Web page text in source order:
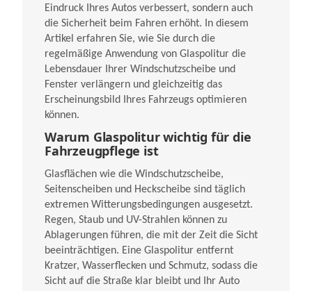
Eindruck Ihres Autos verbessert, sondern auch
die Sicherheit beim Fahren erhöht. In diesem
Artikel erfahren Sie, wie Sie durch die
regelmäßige Anwendung von Glaspolitur die
Lebensdauer Ihrer Windschutzscheibe und
Fenster verlängern und gleichzeitig das
Erscheinungsbild Ihres Fahrzeugs optimieren
können.
Warum Glaspolitur wichtig für die
Fahrzeugpflege ist
Glasflächen wie die Windschutzscheibe,
Seitenscheiben und Heckscheibe sind täglich
extremen Witterungsbedingungen ausgesetzt.
Regen, Staub und UV-Strahlen können zu
Ablagerungen führen, die mit der Zeit die Sicht
beeinträchtigen. Eine Glaspolitur entfernt
Kratzer, Wasserflecken und Schmutz, sodass die
Sicht auf die Straße klar bleibt und Ihr Auto